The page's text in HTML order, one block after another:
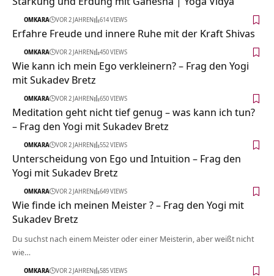
OMKARA VOR 2 JAHREN 614 VIEWS
Erfahre Freude und innere Ruhe mit der Kraft Shivas
OMKARA VOR 2 JAHREN 450 VIEWS
Wie kann ich mein Ego verkleinern? – Frag den Yogi
mit Sukadev Bretz
OMKARA VOR 2 JAHREN 650 VIEWS
Meditation geht nicht tief genug – was kann ich tun?
– Frag den Yogi mit Sukadev Bretz
OMKARA VOR 2 JAHREN 552 VIEWS
Unterscheidung von Ego und Intuition – Frag den
Yogi mit Sukadev Bretz
OMKARA VOR 2 JAHREN 649 VIEWS
Wie finde ich meinen Meister ? – Frag den Yogi mit
Sukadev Bretz
Du suchst nach einem Meister oder einer Meisterin, aber weißt nicht
wie…
OMKARA VOR 2 JAHREN 585 VIEWS